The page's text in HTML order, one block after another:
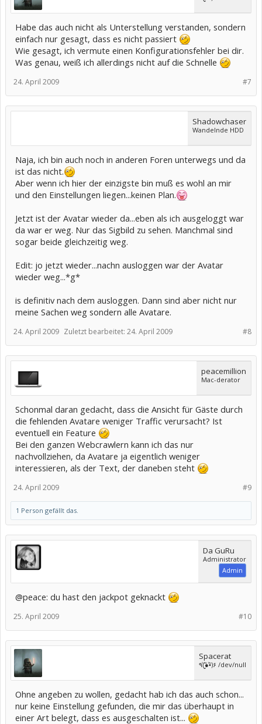
Habe das auch nicht als Unterstellung verstanden, sondern
einfach nur gesagt, dass es nicht passiert
Wie gesagt, ich vermute einen Konfigurationsfehler bei dir.
Was genau, weiß ich allerdings nicht auf die Schnelle
#7
24. April 2009
Shadowchaser
Wandelnde HDD
Naja, ich bin auch noch in anderen Foren unterwegs und da
ist das nicht.
Aber wenn ich hier der einzigste bin muß es wohl an mir
und den Einstellungen liegen...keinen Plan.
Jetzt ist der Avatar wieder da...eben als ich ausgeloggt war
da war er weg. Nur das Sigbild zu sehen. Manchmal sind
sogar beide gleichzeitig weg.
Edit: jo jetzt wieder...nachn ausloggen war der Avatar
wieder weg...*g*
is definitiv nach dem ausloggen. Dann sind aber nicht nur
meine Sachen weg sondern alle Avatare.
#8
24. April 2009 Zuletzt bearbeitet: 24. April 2009
peacemillion
Mac-derator
Schonmal daran gedacht, dass die Ansicht für Gäste durch
die fehlenden Avatare weniger Traffic verursacht? Ist
eventuell ein Feature
Bei den ganzen Webcrawlern kann ich das nur
nachvollziehen, da Avatare ja eigentlich weniger
interessieren, als der Text, der daneben steht
#9
24. April 2009
1 Person gefällt das.
Da GuRu
Administrator
Admin
@peace: du hast den jackpot geknackt
#10
25. April 2009
Spacerat
٩(̾●̮̮̃̾•̃̾)۶ /dev/null
Ohne angeben zu wollen, gedacht hab ich das auch schon...
nur keine Einstellung gefunden, die mir das überhaupt in
einer Art belegt, dass es ausgeschalten ist...